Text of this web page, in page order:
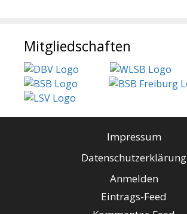
Mitgliedschaften
Impressum
Datenschutzerklärung
Anmelden
Eintrags-Feed